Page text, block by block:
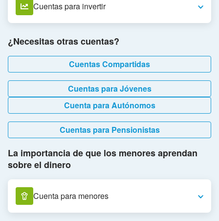
Cuentas para invertir
¿Necesitas otras cuentas?
Cuentas Compartidas
Cuentas para Jóvenes
Cuenta para Autónomos
Cuentas para Pensionistas
La importancia de que los menores aprendan
sobre el dinero
Cuenta para menores